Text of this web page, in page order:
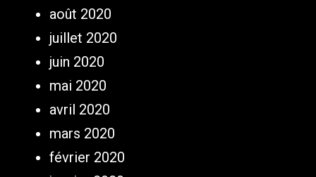
août 2020
juillet 2020
juin 2020
mai 2020
avril 2020
mars 2020
février 2020